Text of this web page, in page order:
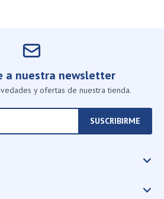
a nuestra newsletter
y ofertas de nuestra tienda.
SUSCRIBIRME